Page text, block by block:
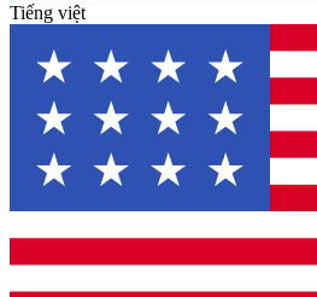
Tiếng việt